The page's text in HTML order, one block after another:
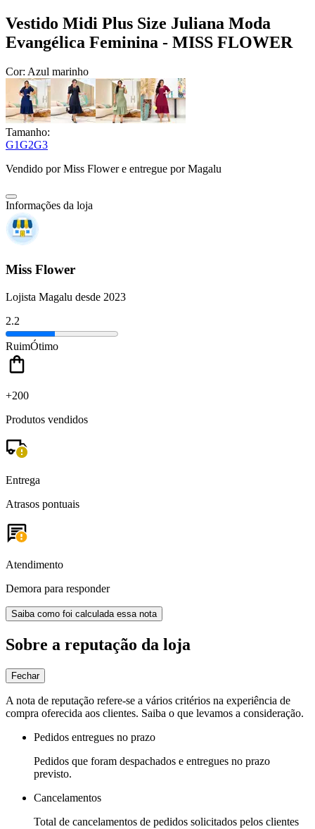
Vestido Midi Plus Size Juliana Moda
Evangélica Feminina - MISS FLOWER
Cor: Azul marinho
Tamanho:
G1G2G3
Vendido porMiss Flowere entregue por Magalu
Informações da loja
Miss Flower
Lojista Magalu desde 2023
2.2
RuimÓtimo
+200
Produtos vendidos
Entrega
Atrasos pontuais
Atendimento
Demora para responder
Saiba como foi calculada essa nota
Sobre a reputação da loja
Fechar
A nota de reputação refere-se a vários critérios na experiência de
compra oferecida aos clientes. Saiba o que levamos a consideração.
Pedidos entregues no prazo
Pedidos que foram despachados e entregues no prazo
previsto.
Cancelamentos
Total de cancelamentos de pedidos solicitados pelos clientes